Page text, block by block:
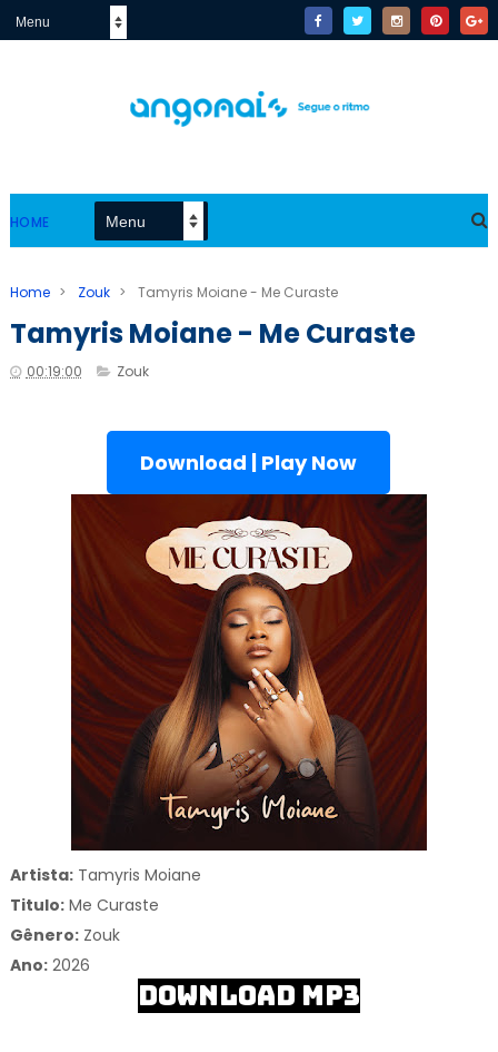
HOME
Home > Zouk > Tamyris Moiane - Me Curaste
Tamyris Moiane - Me Curaste
00:19:00 Zouk
Download | Play Now
Artista:Tamyris Moiane
Titulo:Me Curaste
Gênero: Zouk
Ano:2026
DOWNLOAD MP3